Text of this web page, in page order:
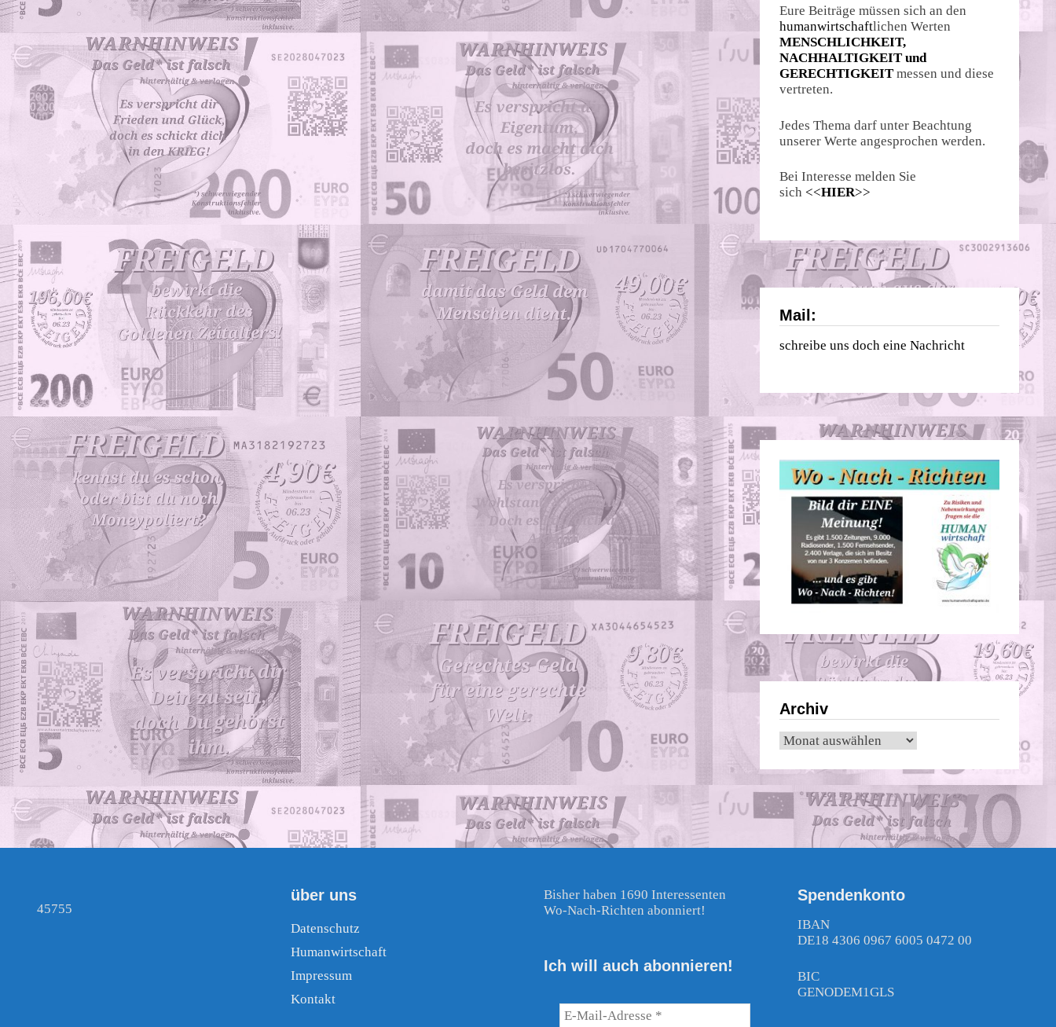
Eure Beiträge müssen sich an den
humanwirtschaftlichen Werten
MENSCHLICHKEIT,
NACHHALTIGKEIT und
GERECHTIGKEIT messen und diese
vertreten.
Jedes Thema darf unter Beachtung
unserer Werte angesprochen werden.
Bei Interesse melden Sie
sich <<HIER>>
Mail:
schreibe uns doch eine Nachricht
Archiv
Archiv
45755
über uns
Datenschutz
Humanwirtschaft
Impressum
Kontakt
Bisher haben 1690 Interessenten
Wo-Nach-Richten abonniert!
Ich will auch abonnieren!
Spendenkonto
IBAN
DE18 4306 0967 6005 0472 00
BIC
GENODEM1GLS